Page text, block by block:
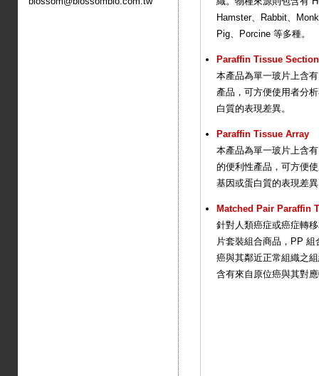
Hamster、Rabbit、
Pig、Porcine 等多種。
Paraffin Tissue
本產品為單一玻片上含
產品，可方便使用者分
白質的表現差異。
Paraffin Tissue Array
本產品為單一玻片上含
的便利性產品，可方便
基因或蛋白質的表現差
Matched Pair Paraffin
針對人類癌症或癌症轉
片套裝組合商品，PP
癌與其鄰近正常組織之
含有來自原位癌與其對